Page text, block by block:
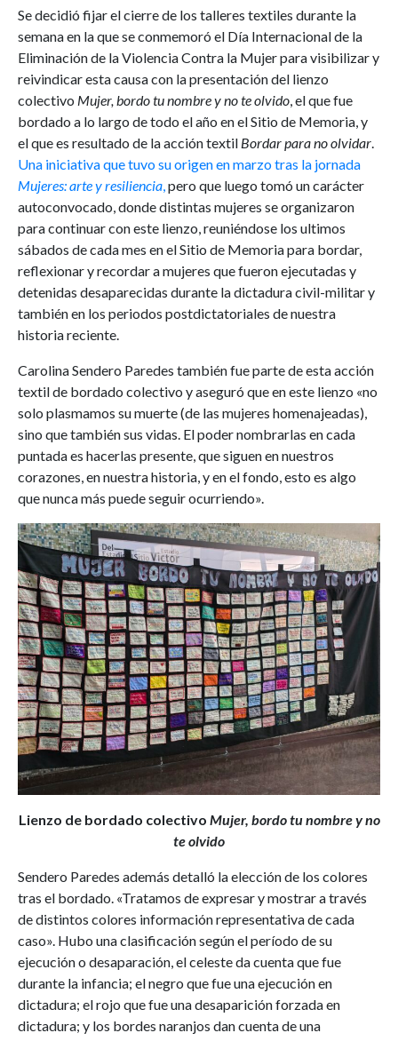
Se decidió fijar el cierre de los talleres textiles durante la
semana en la que se conmemoró el Día Internacional de la
Eliminación de la Violencia Contra la Mujer para visibilizar y
reivindicar esta causa con la presentación del lienzo
colectivo Mujer, bordo tu nombre y no te olvido, el que fue
bordado a lo largo de todo el año en el Sitio de Memoria, y
el que es resultado de la acción textil Bordar para no olvidar.
Una iniciativa que tuvo su origen en marzo tras la jornada
Mujeres: arte y resiliencia,pero que luego tomó un carácter
autoconvocado, donde distintas mujeres se organizaron
para continuar con este lienzo, reuniéndose los ultimos
sábados de cada mes en el Sitio de Memoria para bordar,
reflexionar y recordar a mujeres que fueron ejecutadas y
detenidas desaparecidas durante la dictadura civil-militar y
también en los periodos postdictatoriales de nuestra
historia reciente.
Carolina Sendero Paredes también fue parte de esta acción
textil de bordado colectivo y aseguró que en este lienzo «no
solo plasmamos su muerte (de las mujeres homenajeadas),
sino que también sus vidas. El poder nombrarlas en cada
puntada es hacerlas presente, que siguen en nuestros
corazones, en nuestra historia, y en el fondo, esto es algo
que nunca más puede seguir ocurriendo».
Lienzo de bordado colectivo Mujer, bordo tu nombre y no
te olvido
Sendero Paredes además detalló la elección de los colores
tras el bordado. «Tratamos de expresar y mostrar a través
de distintos colores información representativa de cada
caso». Hubo una clasificación según el período de su
ejecución o desaparación, el celeste da cuenta que fue
durante la infancia; el negro que fue una ejecución en
dictadura; el rojo que fue una desaparición forzada en
dictadura; y los bordes naranjos dan cuenta de una